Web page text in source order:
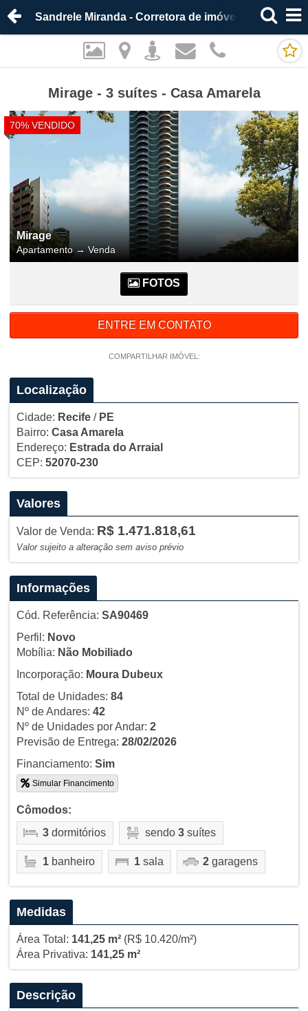
Sandrele Miranda - Corretora de imóveis
Mirage - 3 suítes - Casa Amarela
70% VENDIDO
Mirage
Apartamento→Venda
FOTOS
ENTRE EM CONTATO
COMPARTILHAR IMÓVEL:
Localização
Cidade: Recife/ PE
Bairro: Casa Amarela
Endereço: Estrada do Arraial
CEP: 52070-230
Valores
Valor de Venda: R$ 1.471.818,61
Valor sujeito a alteração sem aviso prévio
Informações
Cód. Referência: SA90469
Perfil: Novo
Mobília: Não Mobiliado
Incorporação: Moura Dubeux
Total de Unidades: 84
Nº de Andares: 42
Nº de Unidades por Andar: 2
Previsão de Entrega: 28/02/2026
Financiamento: Sim
Simular Financimento
Cômodos:
3dormitórios sendo 3suítes
1banheiro 1sala 2garagens
Medidas
Área Total: 141,25 m²(R$ 10.420/m²)
Área Privativa: 141,25 m²
Descrição